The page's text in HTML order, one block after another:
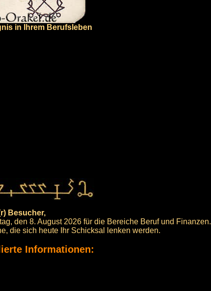
in Ihrem Berufsleben
Besucher,
den 8. August 2026 für die Bereiche Beruf und Finanzen.
die sich heute Ihr Schicksal lenken werden.
Informationen: